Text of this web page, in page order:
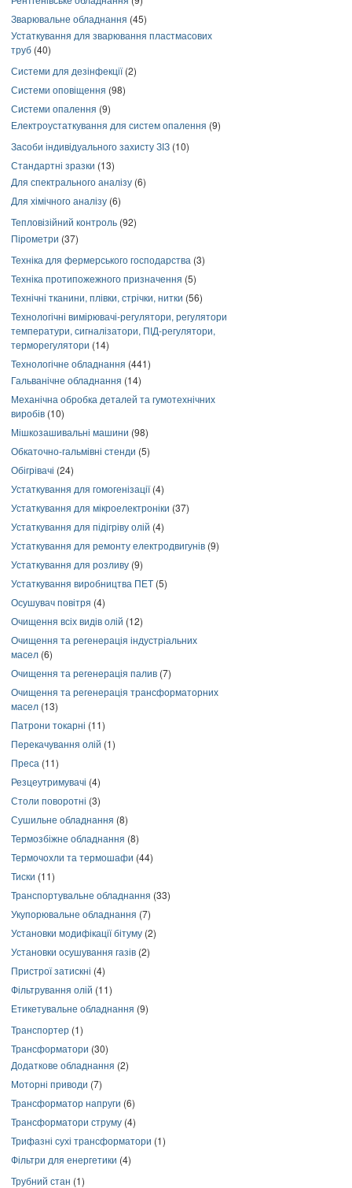
Зварювальне обладнання (45)
Устаткування для зварювання пластмасових
труб (40)
Системи для дезінфекції(2)
Системи оповіщення (98)
Системи опалення (9)
Електроустаткування для систем опалення (9)
Засоби індивідуального захисту ЗІЗ (10)
Стандартні зразки (13)
Для спектрального аналізу (6)
Для хімічного аналізу (6)
Тепловізійний контроль (92)
Пірометри (37)
Техніка для фермерського господарства (3)
Техніка протипожежного призначення (5)
Технічні тканини, плівки, стрічки, нитки (56)
Технологічні вимірювачі-регулятори, регулятори
температури, сигналізатори, ПІД-регулятори,
терморегулятори (14)
Технологічне обладнання (441)
Гальванічне обладнання (14)
Механічна обробка деталей та гумотехнічних
виробів (10)
Мішкозашивальні машини (98)
Обкаточно-гальмівні стенди (5)
Обігрівачі (24)
Устаткування для гомогенізації(4)
Устаткування для мікроелектроніки (37)
Устаткування для підігріву олій (4)
Устаткування для ремонту електродвигунів (9)
Устаткування для розливу (9)
Устаткування виробництва ПЕТ (5)
Осушувач повітря (4)
Очищення всіх видів олій (12)
Очищення та регенерація індустріальних
масел (6)
Очищення та регенерація палив (7)
Очищення та регенерація трансформаторних
масел (13)
Патрони токарні (11)
Перекачування олій (1)
Преса (11)
Резцеутримувачі (4)
Столи поворотні (3)
Сушильне обладнання (8)
Термозбіжне обладнання (8)
Термочохли та термошафи (44)
Тиски (11)
Транспортувальне обладнання (33)
Укупорювальне обладнання (7)
Установки модифікації бітуму (2)
Установки осушування газів (2)
Пристрої затискні (4)
Фільтрування олій (11)
Етикетувальне обладнання (9)
Транспортер (1)
Трансформатори (30)
Додаткове обладнання (2)
Моторні приводи (7)
Трансформатор напруги (6)
Трансформатори струму (4)
Трифазні сухі трансформатори (1)
Фільтри для енергетики (4)
Трубний стан (1)